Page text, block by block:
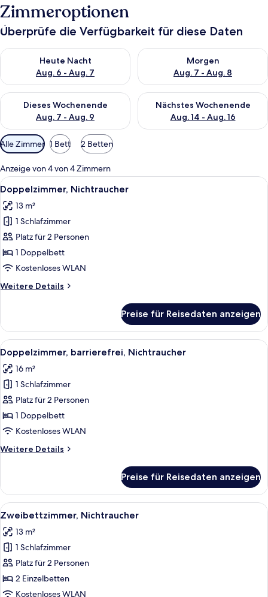
Zimmeroptionen
Überprüfe die Verfügbarkeit für diese Daten
Heute Nacht
Aug. 6 - Aug. 7
Überprüfe die Verfügbarkeit für heute Nacht, Aug. 6 - Aug. 7.
Morgen
Aug. 7 - Aug. 8
Überprüfe die Verfügbarkeit
Dieses Wochenende
Aug. 7 - Aug. 9
Überprüfe die Verfügbarkeit für dieses Wochenende, Aug. 7
Nächstes Wochenende
Aug. 14 - Aug. 16
Überprüfe die Verfügbarkeit
Verfügbare
Filter
für
Zimmer
Alle Zimmer 1 Bett 2 Betten
Anzeige von 4 von 4 Zimmern
Alle
Fotos
für
Doppelzimmer,
Nichtraucher
anzeigen
Ein Hotelzimmer mit Bett,
8
Doppelzimmer, Nichtraucher
13 m²
1 Schlafzimmer
Platz für 2 Personen
1 Doppelbett
Kostenloses WLAN
Weitere Details
Weitere
Nichtraucher
Preise für Reisedaten anzeigen
Alle
Fotos
für
Doppelzimmer,
barrierefrei,
Nichtraucher
anzeigen
Ein Hotelzimmer mit Bett,
8
Doppelzimmer, barrierefrei, Nichtraucher
16 m²
1 Schlafzimmer
Platz für 2 Personen
1 Doppelbett
Kostenloses WLAN
Weitere Details
Weitere
barrierefrei,
Nichtraucher
Preise für Reisedaten anzeigen
Alle
Fotos
für
Zweibettzimmer,
Nichtraucher
anzeigen
Ein Hotelzimmer mit Bett,
4
Zweibettzimmer, Nichtraucher
13 m²
1 Schlafzimmer
Platz für 2 Personen
2 Einzelbetten
Kostenloses WLAN